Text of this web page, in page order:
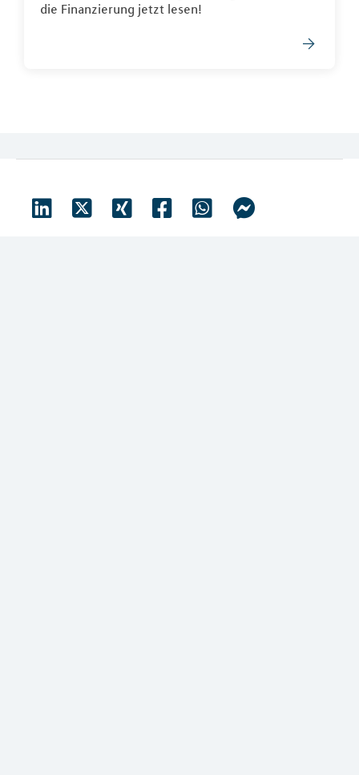
die Finanzierung jetzt lesen!